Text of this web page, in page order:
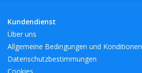
Kundendienst
Über uns
Allgemeine Bedingungen und Konditionen
Datenschutzbestimmungen